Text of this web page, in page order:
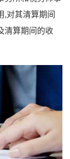
,对其清算期间
清算期间的收